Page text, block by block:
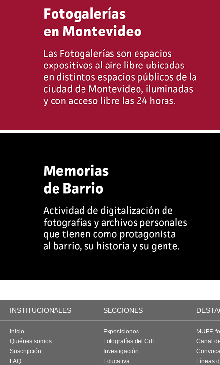
INSTITUCIONALES SECCIONES
Inicio
Quiénes somos
Suscripción
FAQ
Exposiciones
Fotografías del CdF
Investigación
Educativa
MUFF,
Canal
Líneas